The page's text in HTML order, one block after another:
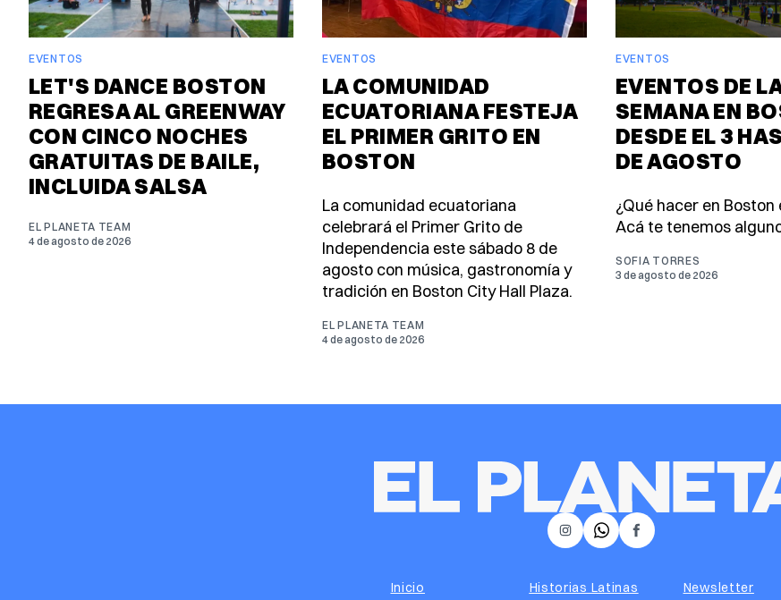
EVENTOS
LET'S DANCE BOSTON
REGRESA AL GREENWAY
CON CINCO NOCHES
GRATUITAS DE BAILE,
INCLUIDA SALSA
EL PLANETA TEAM
4 de agosto de 2026
EVENTOS
LA COMUNIDAD
ECUATORIANA FESTEJA
EL PRIMER GRITO EN
BOSTON
La comunidad ecuatoriana
celebrará el Primer Grito de
Independencia este sábado 8 de
agosto con música, gastronomía y
tradición en Boston City Hall Plaza.
EL PLANETA TEAM
4 de agosto de 2026
EVENTOS
EVENTOS DE
SEMANA EN
DESDE EL 3
DE AGOSTO
¿Qué hacer en
Acá te tenemos
SOFIA TORRES
3 de agosto de 2026
𝕏 Facebook
Instagram
Inicio Historias Latinas Newsletter